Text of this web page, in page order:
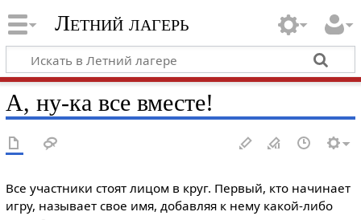
Летний лагерь
А, ну-ка все вместе!
Все участники стоят лицом в круг. Первый, кто начинает
игру, называет свое имя, добавляя к нему какой-либо